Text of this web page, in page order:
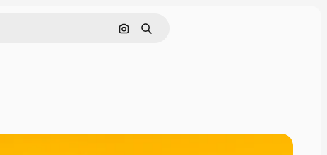
Buscar por imagen
Buscar